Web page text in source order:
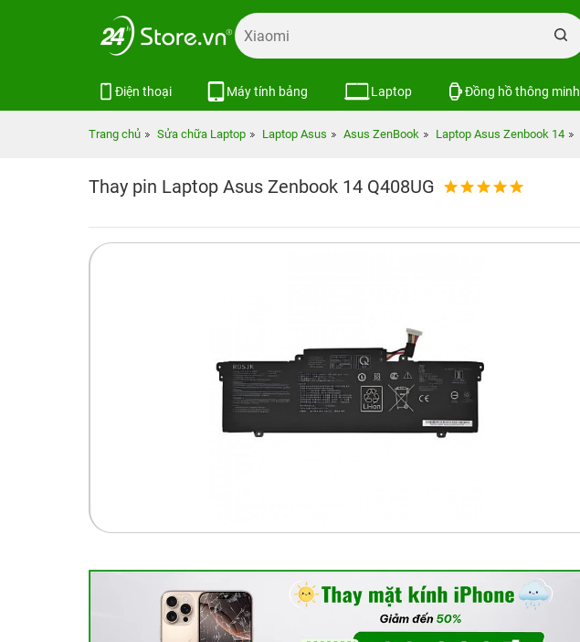
Điện thoại Máy tính bảng Laptop Đồng hồ thông minh
Trang chủ Sửa chữa Laptop Laptop Asus Asus ZenBook Laptop Asus Zenbook 14
Thay pin Laptop Asus Zenbook 14 Q408UG